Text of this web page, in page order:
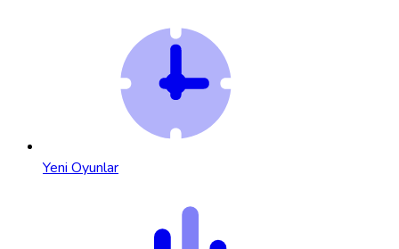
Yeni Oyunlar